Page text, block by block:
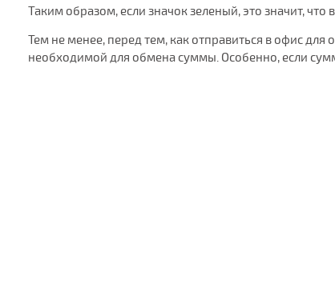
Таким образом, если значок зеленый, это значит,
Тем не менее, перед тем, как отправиться в офис
необходимой для обмена суммы. Особенно, если